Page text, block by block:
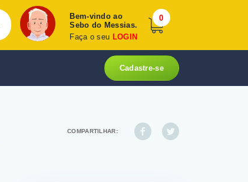
Bem-vindo ao
Sebo do Messias.
Faça o seu LOGIN
0
Cadastre-se
COMPARTILHAR: